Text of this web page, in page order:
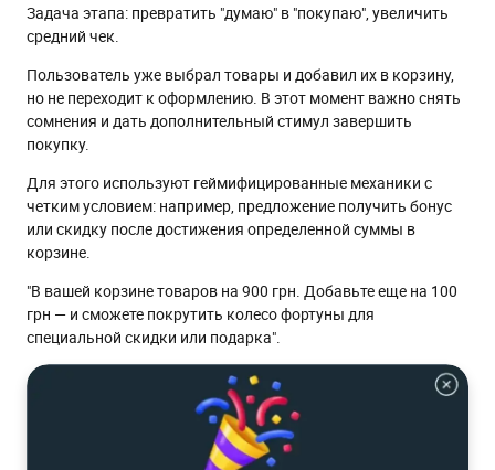
Задача этапа: превратить "думаю" в "покупаю", увеличить
средний чек.
Пользователь уже выбрал товары и добавил их в корзину,
но не переходит к оформлению. В этот момент важно снять
сомнения и дать дополнительный стимул завершить
покупку.
Для этого используют геймифицированные механики с
четким условием: например, предложение получить бонус
или скидку после достижения определенной суммы в
корзине.
"В вашей корзине товаров на 900 грн. Добавьте еще на 100
грн — и сможете покрутить колесо фортуны для
специальной скидки или подарка".